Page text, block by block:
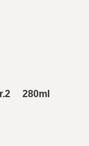
280ml